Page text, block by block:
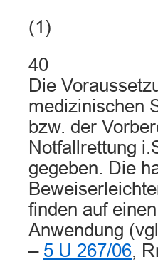
(1)
40
Die
medizinischen
bzw. der
Notfallrettung
gegeben. Die
finden auf
Anwendung
– 5 U 267/06,